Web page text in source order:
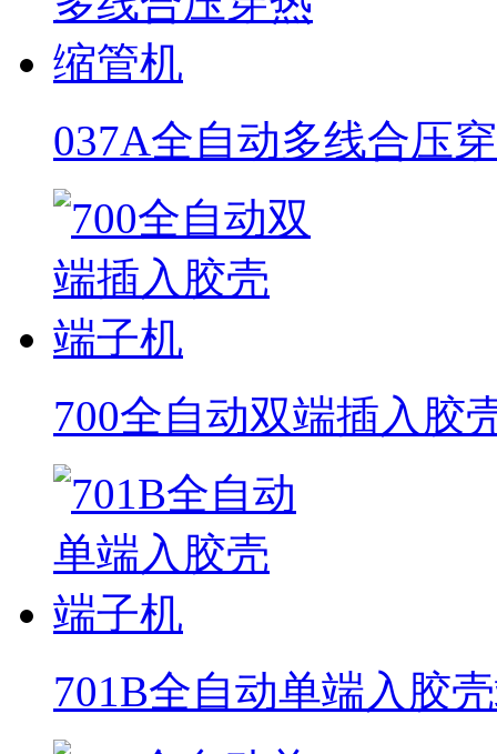
037A全自动多线合压
700全自动双端插入胶
701B全自动单端入胶